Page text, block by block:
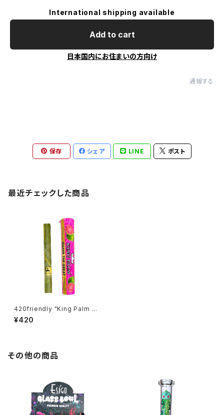
International shipping available
Add to cart
日本国内にお住まいの方向け
通報する
保存 シェア LINE ポスト
最近チェックした商品
420friendly "King Palm Wr
ap" キングパーム Leaf pre ro
lls 詰めるだけで楽しめる 420
¥420
その他の商品